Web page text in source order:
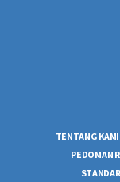
TENTANG KAMI
PEDOMAN